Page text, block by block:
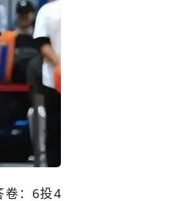
卷：6投4